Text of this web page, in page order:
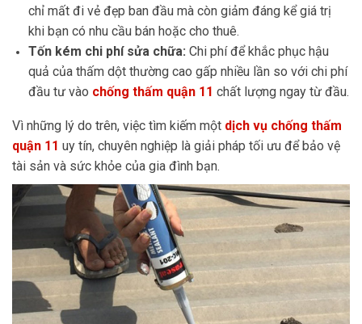
chỉ mất đi vẻ đẹp ban đầu mà còn giảm đáng kể giá trị
khi bạn có nhu cầu bán hoặc cho thuê.
Tốn kém chi phí sửa chữa: Chi phí để khắc phục hậu
quả của thấm dột thường cao gấp nhiều lần so với chi phí
đầu tư vào chống thấm quận 11 chất lượng ngay từ đầu.
Vì những lý do trên, việc tìm kiếm một dịch vụ chống thấm
quận 11 uy tín, chuyên nghiệp là giải pháp tối ưu để bảo vệ
tài sản và sức khỏe của gia đình bạn.